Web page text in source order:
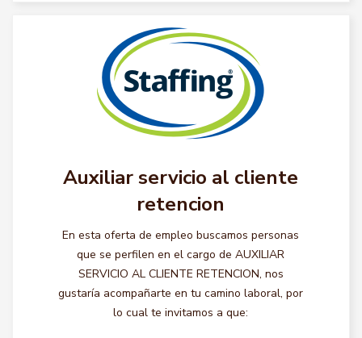
Auxiliar servicio al cliente
retencion
En esta oferta de empleo buscamos personas
que se perfilen en el cargo de AUXILIAR
SERVICIO AL CLIENTE RETENCION, nos
gustaría acompañarte en tu camino laboral, por
lo cual te invitamos a que: